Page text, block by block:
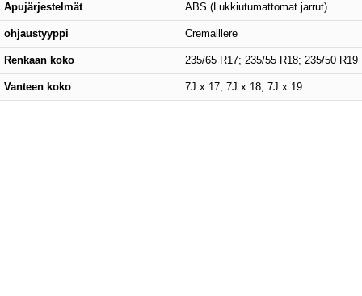
Apujärjestelmät ABS (Lukkiutumattomat jarrut)
ohjaustyyppi Cremaillere
Renkaan koko 235/65 R17; 235/55 R18; 235/50 R19
Vanteen koko 7J x 17; 7J x 18; 7J x 19